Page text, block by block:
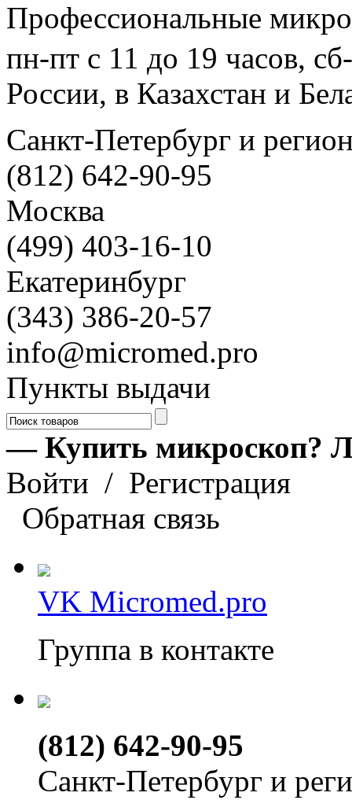
Профессиональные
пн-пт с 11 до 19 часов,
России, в Казахстан и
Санкт-Петербург и
(812) 642-90-95
Москва
(499) 403-16-10
Екатеринбург
(343) 386-20-57
info@micromed.pro
Пункты выдачи
— Купить микроскоп?
Войти / Регистрация
Обратная связь
VK Micromed.pro
Группа в контакте
(812) 642-90-95
Санкт-Петербург и